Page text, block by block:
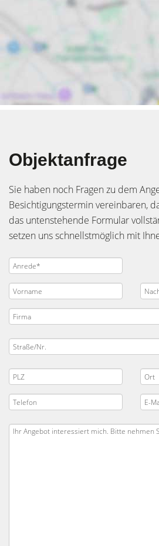
Objektanfrage
Sie haben noch Fragen zu dem
Besichtigungstermin vereinbaren,
das untenstehende Formular
setzen uns schnellstmöglich mit